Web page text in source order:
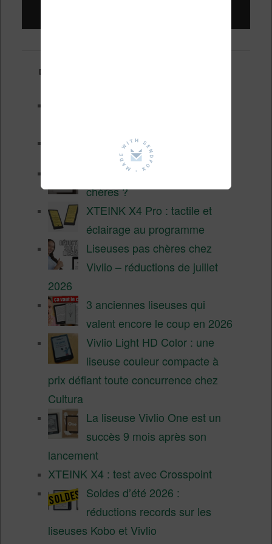
Derniers articles :
Test de la BOOX GO 6 Gen II
Pourquoi les liseuses sont si
chères ?
XTEINK X4 Pro : tactile et
éclairage au programme
Liseuses pas chères chez
Vivlio – réductions de juillet
2026
3 anciennes liseuses qui
valent encore le coup en 2026
Vivlio Light HD Color : une
liseuse couleur compacte à
prix défiant toute concurrence chez
Cultura
La liseuse Vivlio One est un
succès 9 mois après son
lancement
XTEINK X4 : test avec Crosspoint
Soldes d’été 2026 :
réductions records sur les
liseuses Kobo et Vivlio